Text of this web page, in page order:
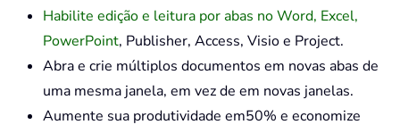
Habilite edição e leitura por abas no Word, Excel,
PowerPoint, Publisher, Access, Visio e Project.
Abra e crie múltiplos documentos em novas abas de
uma mesma janela, em vez de em novas janelas.
Aumente sua produtividade em50% e economize